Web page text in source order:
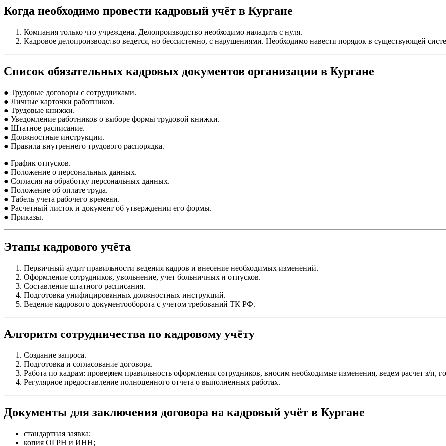
Когда необходимо провести кадровый учёт в Кургане
Компания только что учреждена. Делопроизводство необходимо наладить с нуля.
Кадровое делопроизводство ведется, но бессистемно, с нарушениями. Необходимо навести порядок в существующей
Список обязательных кадровых документов организации в Кургане
● Трудовые договоры с сотрудниками.
● Личные карточки работников.
● Трудовые книжки.
● Уведомление работников о выборе формы трудовой книжки.
● Штатное расписание.
● Должностные инструкции.
● Правила внутреннего трудового распорядка.
● График отпусков.
● Положение о персональных данных.
● Согласия на обработку персональных данных.
● Положение об оплате труда.
● Табель учета рабочего времени.
● Расчетный листок и документ об утверждении его формы.
● Приказы.
Этапы кадрового учёта
Первичный аудит правильности ведения кадров и внесение необходимых изменений.
Оформление сотрудников, увольнение, учет больничных и отпусков.
Составление штатного расписания.
Подготовка унифицированных должностных инструкций.
Ведение кадрового документооборота с учетом требований ТК РФ.
Алгоритм сотрудничества по кадровому учёту
Создание запроса.
Подготовка и согласование договора.
Работа по кадрам: проверяем правильность оформления сотрудников, вносим необходимые изменения, ведем расчет з/п,
Регулярное предоставление полноценного отчета о выполненных работах.
Документы для заключения договора на кадровый учёт в Кургане
стандартная заявка;
копия ОГРН и ИНН;